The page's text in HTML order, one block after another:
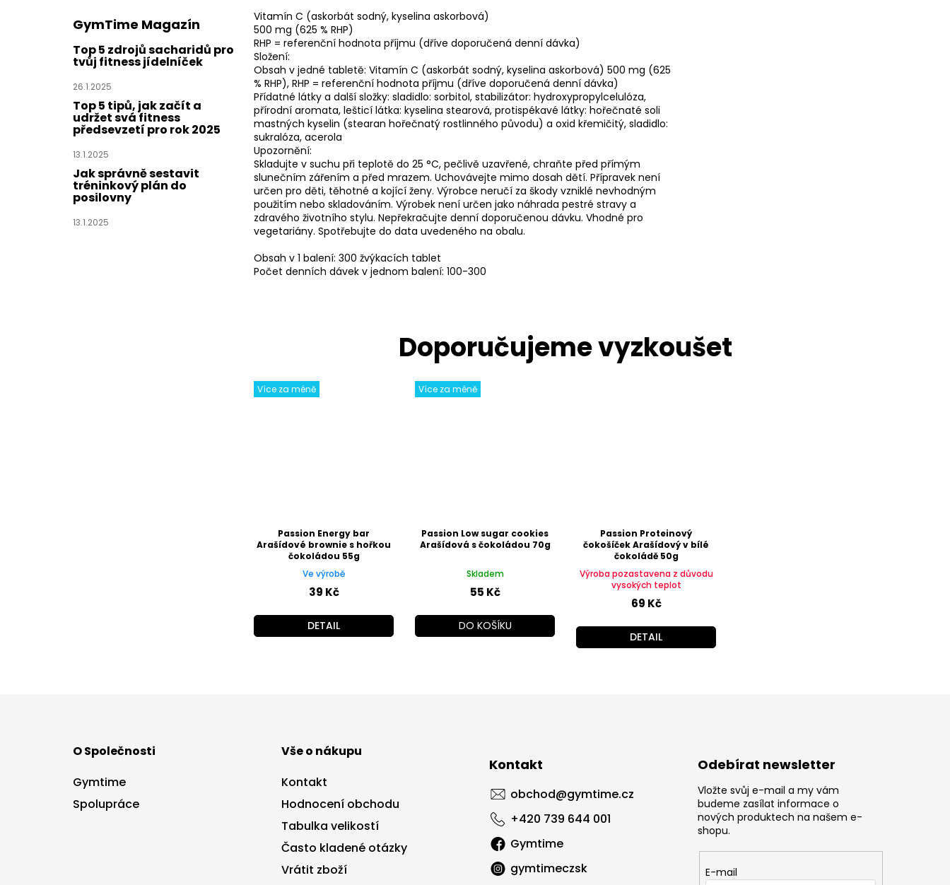
GymTime Magazín
Top 5 zdrojů sacharidů pro
tvůj fitness jídelníček
26.1.2025
Top 5 tipů, jak začít a
udržet svá fitness
předsevzetí pro rok 2025
13.1.2025
Jak správně sestavit
tréninkový plán do
posilovny
13.1.2025
Více za méně
Passion Energy bar
Arašídové brownie s hořkou
čokoládou 55g
Ve výrobě
39 Kč
DETAIL
Více za méně
Passion Low sugar cookies
Arašídová s čokoládou 70g
Skladem
55 Kč
DO KOŠÍKU
Passion Proteinový
čokošíček Arašídový v bílé
čokoládě 50g
Výroba pozastavena z důvodu
vysokých teplot
69 Kč
DETAIL
Vitamín C (askorbát sodný, kyselina askorbová)
500 mg (625 % RHP)
RHP = referenční hodnota příjmu (dříve doporučená denní dávka)
Složení:
Obsah v jedné tabletě: Vitamín C (askorbát sodný, kyselina askorbová) 500 mg (625
% RHP), RHP = referenční hodnota příjmu (dříve doporučená denní dávka)
Přídatné látky a další složky: sladidlo: sorbitol, stabilizátor: hydroxypropylcelulóza,
přírodní aromata, lešticí látka: kyselina stearová, protispékavé látky: hořečnaté soli
mastných kyselin (stearan hořečnatý rostlinného původu) a oxid křemičitý, sladidlo:
sukralóza, acerola
Upozornění:
Skladujte v suchu při teplotě do 25 °C, pečlivě uzavřené, chraňte před přímým
slunečním zářením a před mrazem. Uchovávejte mimo dosah dětí. Přípravek není
určen pro děti, těhotné a kojící ženy. Výrobce neručí za škody vzniklé nevhodným
použitím nebo skladováním. Výrobek není určen jako náhrada pestré stravy a
zdravého životního stylu. Nepřekračujte denní doporučenou dávku. Vhodné pro
vegetariány. Spotřebujte do data uvedeného na obalu.
Obsah v 1 balení: 300 žvýkacích tablet
Počet denních dávek v jednom balení: 100-300
O Společnosti
Gymtime
Spolupráce
Vše o nákupu
Kontakt
Hodnocení obchodu
Tabulka velikostí
Často kladené otázky
Vrátit zboží
Kontakt
obchod@gymtime.cz
+420 739 644 001
Gymtime
gymtimeczsk
Odebírat newsletter
Vložte svůj e-mail a my vám
budeme zasílat informace o
nových produktech na našem e-
shopu.
E-mail